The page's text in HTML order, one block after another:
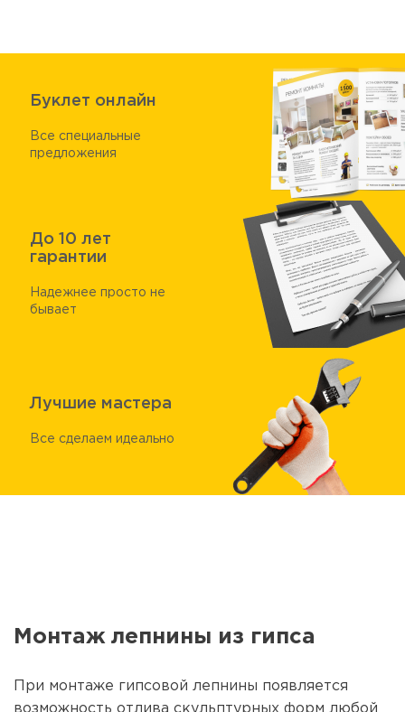
Буклет онлайн
Все специальные
предложения
До 10 лет
гарантии
Надежнее просто не
бывает
Лучшие мастера
Все сделаем идеально
Монтаж лепнины из гипса
При монтаже гипсовой лепнины появляется
возможность отлива скульптурных форм любой